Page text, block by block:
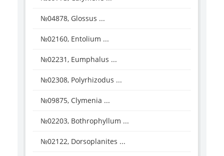
№04878, Glossus ...
№02160, Entolium ...
№02231, Eumphalus ...
№02308, Polyrhizodus ...
№09875, Clymenia ...
№02203, Bothrophyllum ...
№02122, Dorsoplanites ...